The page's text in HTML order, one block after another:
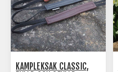
KAMPLEKSAK CLASSIC,